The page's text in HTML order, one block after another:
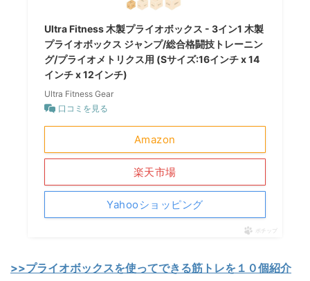
Ultra Fitness 木製プライオボックス - 3イン1 木製
プライオボックス ジャンプ/総合格闘技トレーニン
グ/プライオメトリクス用 (Sサイズ:16インチ x 14
インチ x 12インチ)
Ultra Fitness Gear
口コミを見る
Amazon
楽天市場
Yahooショッピング
ポチップ
>>プライオボックスを使ってできる筋トレを１０個紹介